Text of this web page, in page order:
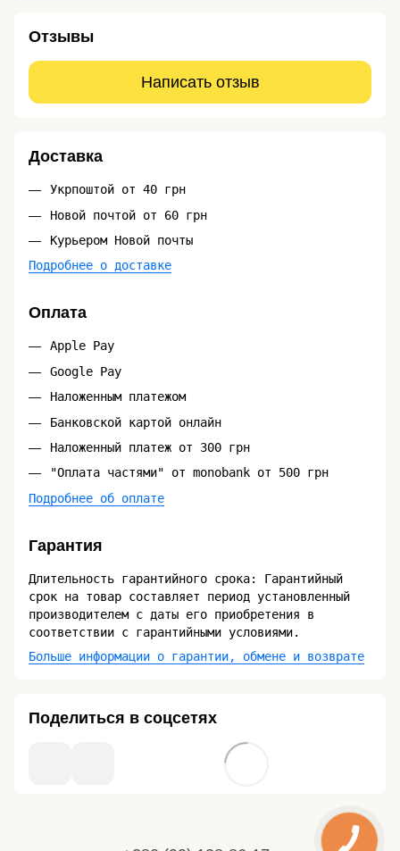
Отзывы
Написать отзыв
Доставка
Укрпоштой от 40 грн
Новой почтой от 60 грн
Курьером Новой почты
Подробнее о доставке
Оплата
Apple Pay
Google Pay
Наложенным платежом
Банковской картой онлайн
Наложенный платеж от 300 грн
"Оплата частями" от monobank от 500 грн
Подробнее об оплате
Гарантия
Длительность гарантийного срока: Гарантийный
срок на товар составляет период установленный
производителем с даты его приобретения в
соответствии с гарантийными условиями.
Больше информации о гарантии, обмене и возврате
Поделиться в соцсетях